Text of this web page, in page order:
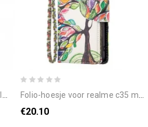
folio-hoesje voor realme c35 met ketting zak met ritssluiting met riempje
€20.10